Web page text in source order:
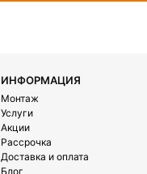
ИНФОРМАЦИЯ
Монтаж
Услуги
Акции
Рассрочка
Доставка и оплата
Блог